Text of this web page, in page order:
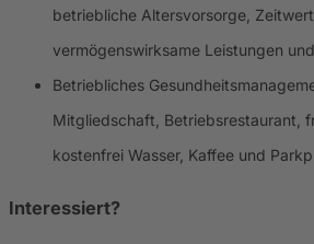
betriebliche Altersvorsorge,
vermögenswirksame Leistungen
Betriebliches
Mitgliedschaft, Betriebsrestaurant,
kostenfrei Wasser, Kaffee und
Interessiert?